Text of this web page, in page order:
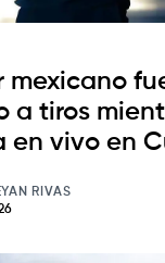
mexicano
a tiros
en vivo en
RIVAS